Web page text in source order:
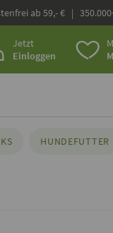
ab 59,- € |
Jetzt
Einloggen
HUNDEFUTTER